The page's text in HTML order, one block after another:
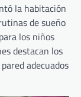
la habitación
de sueño
los niños
destacan los
adecuados